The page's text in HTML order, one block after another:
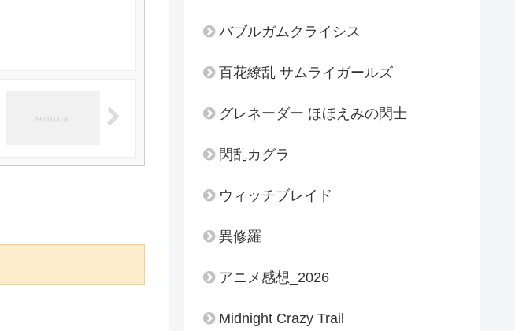
バブルガムクライシス
百花繚乱 サムライガールズ
グレネーダー ほほえみの閃士
閃乱カグラ
ウィッチブレイド
異修羅
アニメ感想_2026
Midnight Crazy Trail